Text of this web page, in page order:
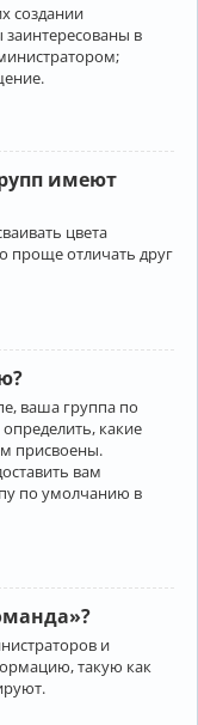
создании
в
имеют
цвета
проще отличать друг
ваша группа по
какие
присвоены.
вам
по умолчанию в
и
такую как